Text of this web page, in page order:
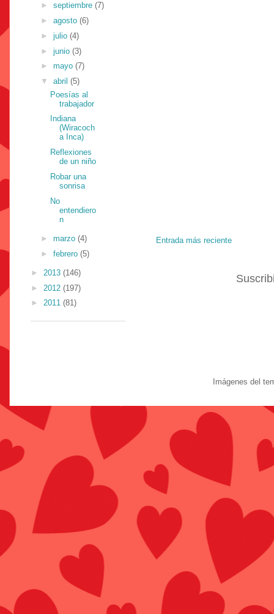
Entrada más reciente
► septiembre (7)
► agosto (6)
► julio (4)
► junio (3)
► mayo (7)
▼ abril (5)
Poesías al
trabajador
Indiana
(Wiracoch
a Inca)
Reflexiones
de un niño
Robar una
sonrisa
No
entendiero
n
► marzo (4)
► febrero (5)
► 2013 (146)
► 2012 (197)
► 2011 (81)
Imágenes del